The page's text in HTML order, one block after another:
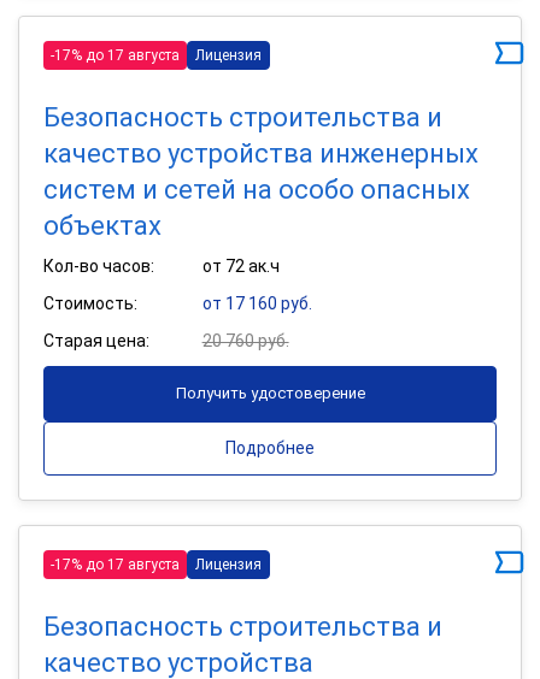
-17% до 17 августа Лицензия
Безопасность строительства и
качество устройства инженерных
систем и сетей на особо опасных
объектах
Кол-во часов:
от 72 ак.ч
Стоимость:
от 17 160 руб.
Старая цена:
20 760 руб.
Получить удостоверение
Подробнее
-17% до 17 августа Лицензия
Безопасность строительства и
качество устройства